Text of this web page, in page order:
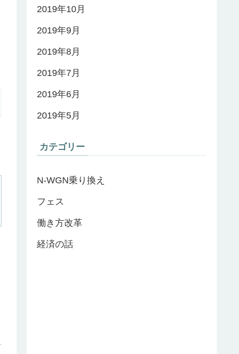
2019年10月
2019年9月
2019年8月
2019年7月
2019年6月
2019年5月
カテゴリー
N-WGN乗り換え
フェス
働き方改革
経済の話